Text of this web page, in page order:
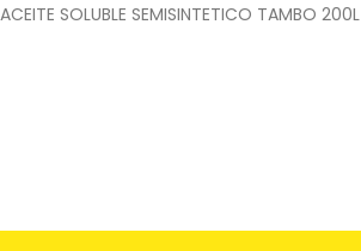
ACEITE SOLUBLE SEMISINTETICO TAMBO 200L